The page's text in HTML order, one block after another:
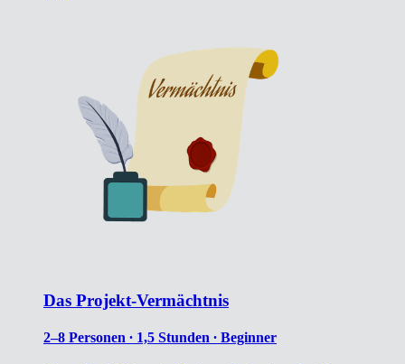
Das Projekt-Vermächtnis
2–8 Personen ∙ 1,5 Stunden ∙ Beginner